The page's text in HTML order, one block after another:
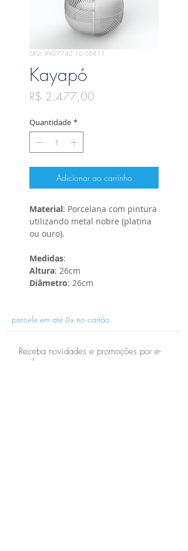
SKU: 9957742.10.05811
Kayapó
R$ 2.477,00
Quantidade *
Adicionar ao carrinho
Material: Porcelana com pintura
utilizando metal nobre (platina
ou ouro).
Medidas:
Altura: 26cm
Diâmetro: 26cm
parcele em até 6x no cartão
Receba novidades e promoções por e-
mail: